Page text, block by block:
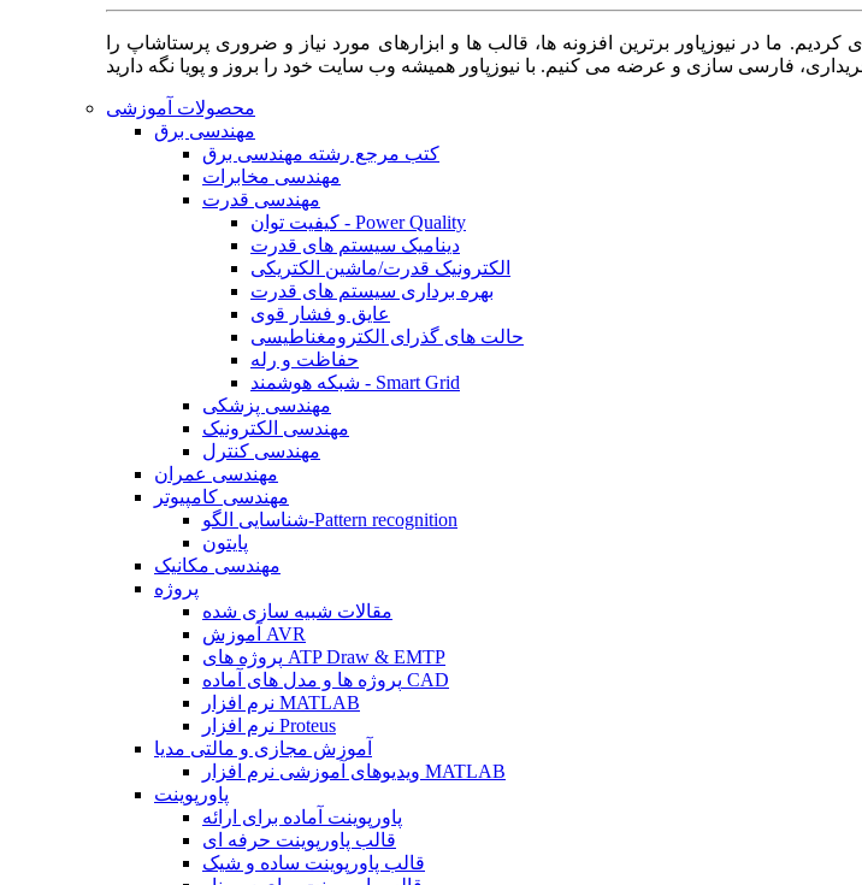
ما در نیوزپاور برترین افزونه ها، قالب ها و ابزارهای مورد نیاز و ضروری پرستاشاپ را
محصولات آموزشی
مهندسی برق
کتب مرجع رشته مهندسی برق
مهندسی مخابرات
مهندسی قدرت
کیفیت توان - Power Quality
دینامیک سیستم های قدرت
الکترونیک قدرت/ماشین الکتریکی
بهره برداری سیستم های قدرت
عایق و فشار قوی
حالت های گذرای الکترومغناطیسی
حفاظت و رله
شبکه هوشمند - Smart Grid
مهندسی پزشکی
مهندسی الکترونیک
مهندسی کنترل
مهندسی عمران
مهندسی کامپیوتر
شناسایی الگو-Pattern recognition
پایتون
مهندسی مکانیک
پروژه
مقالات شبیه سازی شده
آموزش AVR
پروژه های ATP Draw & EMTP
پروژه ها و مدل های آماده CAD
نرم افزار MATLAB
نرم افزار Proteus
آموزش مجازی و مالتی مدیا
ویدیوهای آموزشی نرم افزار MATLAB
پاورپوینت
پاورپوینت آماده برای ارائه
قالب پاورپوینت حرفه ای
قالب پاورپوینت ساده و شیک